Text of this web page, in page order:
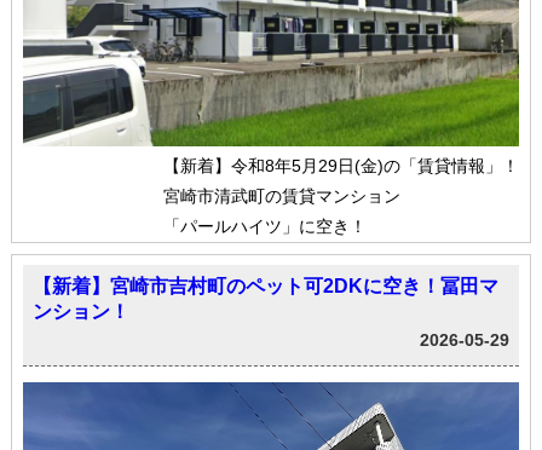
【新着】令和8年5月29日(金)の「賃貸情報」！
宮崎市清武町の賃貸マンション
「パールハイツ」に空き！
【新着】宮崎市吉村町のペット可2DKに空き！冨田マ
ンション！
2026-05-29